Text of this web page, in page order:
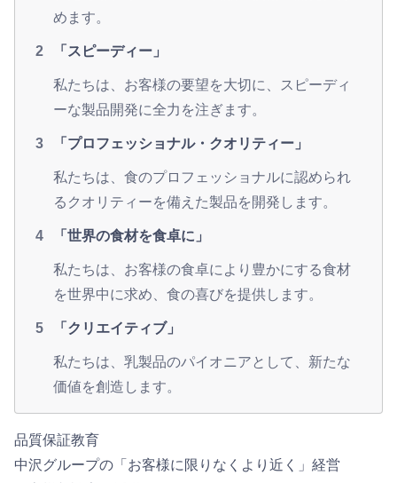
めます。
「スピーディー」
私たちは、お客様の要望を大切に、スピーディ
ーな製品開発に全力を注ぎます。
「プロフェッショナル・クオリティー」
私たちは、食のプロフェッショナルに認められ
るクオリティーを備えた製品を開発します。
「世界の食材を食卓に」
私たちは、お客様の食卓により豊かにする食材
を世界中に求め、食の喜びを提供します。
「クリエイティブ」
私たちは、乳製品のパイオニアとして、新たな
価値を創造します。
品質保証教育
中沢グループの「お客様に限りなくより近く」経営